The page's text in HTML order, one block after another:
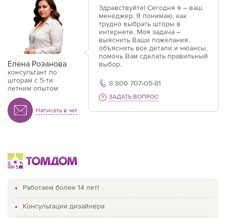
Елена Розанова
консультант по
шторам с 5-ти
летним опытом
Написать в чат
Здравствуйте! Сегодня я – ваш
менеджер. Я понимаю, как
трудно выбрать шторы в
интернете. Моя задача –
выяснить Ваши пожелания,
объяснить все детали и нюансы,
помочь Вам сделать правильный
выбор.
8 800 707-05-81
ЗАДАТЬ ВОПРОС
Работаем более 14 лет!
Консультации дизайнера